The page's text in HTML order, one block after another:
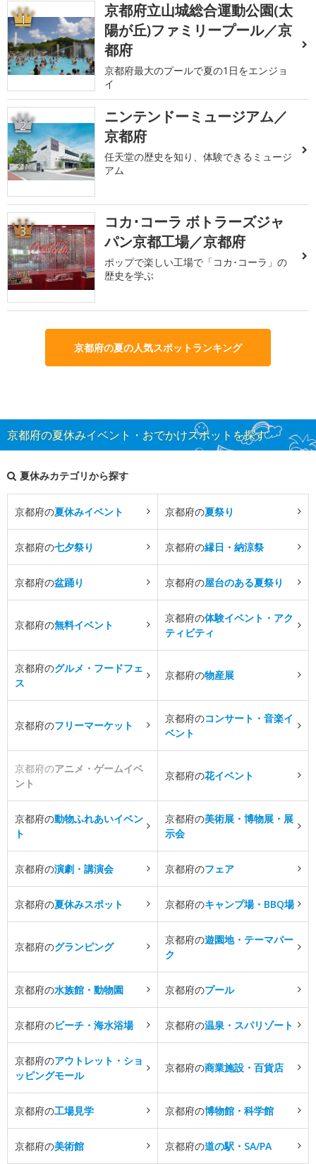
1
京都府立山城総合運動公園(太
陽が丘)ファミリープール／京
都府
京都府最大のプールで夏の1日をエンジョ
イ
2
ニンテンドーミュージアム／
京都府
任天堂の歴史を知り、体験できるミュージ
アム
3
コカ･コーラ ボトラーズジャ
パン京都工場／京都府
ポップで楽しい工場で「コカ･コーラ」の
歴史を学ぶ
京都府の夏の人気スポットランキング
京都府の夏休みイベント・おでかけスポットを探す
夏休みカテゴリから探す
京都府の夏休みイベント 京都府の夏祭り
京都府の七夕祭り 京都府の縁日・納涼祭
京都府の盆踊り 京都府の屋台のある夏祭り
京都府の無料イベント
京都府の体験イベント・アク
ティビティ
京都府のグルメ・フードフェ
ス
京都府の物産展
京都府のフリーマーケット
京都府のコンサート・音楽イ
ベント
京都府のアニメ・ゲームイベ
ント
京都府の花イベント
京都府の動物ふれあいイベン
ト
京都府の美術展・博物展・展
示会
京都府の演劇・講演会 京都府のフェア
京都府の夏休みスポット 京都府のキャンプ場・BBQ場
京都府のグランピング
京都府の遊園地・テーマパー
ク
京都府の水族館・動物園 京都府のプール
京都府のビーチ・海水浴場 京都府の温泉・スパリゾート
京都府のアウトレット・ショ
ッピングモール
京都府の商業施設・百貨店
京都府の工場見学 京都府の博物館・科学館
京都府の美術館 京都府の道の駅・SA/PA